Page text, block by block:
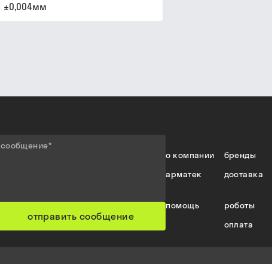
±0,004мм
сообщение*
отправить сообщение
бренды
о компании
доставка
арматек
роботы
помощь
оплата